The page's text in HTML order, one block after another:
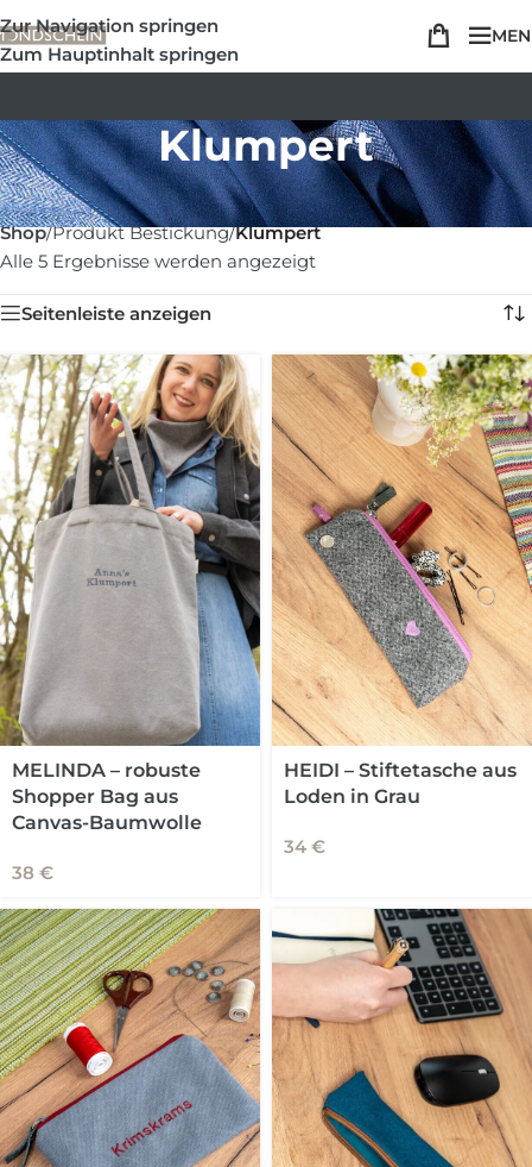
Zur Navigation springen
Zum Hauptinhalt springen
Klumpert
Shop/Produkt Bestickung/Klumpert
Alle 5 Ergebnisse werden angezeigt
Seitenleiste anzeigen
MELINDA – robuste
Shopper Bag aus
Canvas-Baumwolle
38 €
HEIDI – Stiftetasche aus
Loden in Grau
34 €